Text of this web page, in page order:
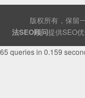
版权所有，保留一
法SEO顾问提供SEO
65 queries in 0.159